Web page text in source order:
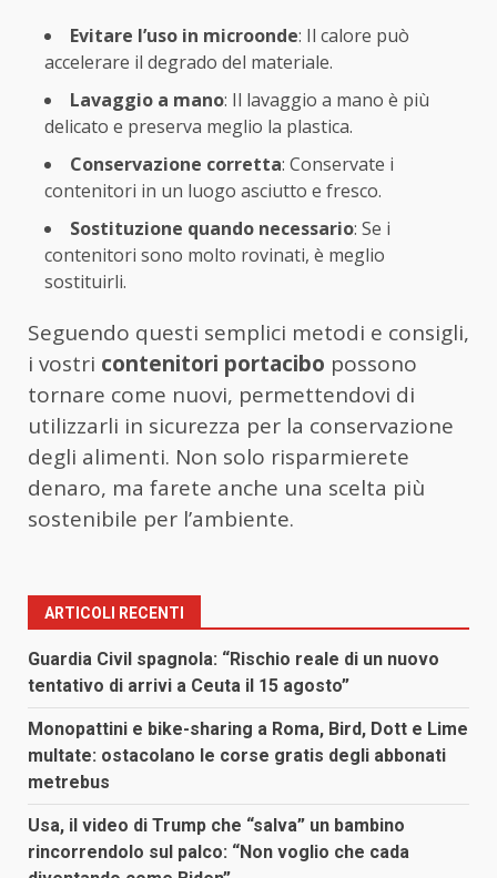
Evitare l’uso in microonde: Il calore può
accelerare il degrado del materiale.
Lavaggio a mano: Il lavaggio a mano è più
delicato e preserva meglio la plastica.
Conservazione corretta: Conservate i
contenitori in un luogo asciutto e fresco.
Sostituzione quando necessario: Se i
contenitori sono molto rovinati, è meglio
sostituirli.
Seguendo questi semplici metodi e consigli,
i vostri contenitori portacibo possono
tornare come nuovi, permettendovi di
utilizzarli in sicurezza per la conservazione
degli alimenti. Non solo risparmierete
denaro, ma farete anche una scelta più
sostenibile per l’ambiente.
ARTICOLI RECENTI
Guardia Civil spagnola: “Rischio reale di un nuovo
tentativo di arrivi a Ceuta il 15 agosto”
Monopattini e bike-sharing a Roma, Bird, Dott e Lime
multate: ostacolano le corse gratis degli abbonati
metrebus
Usa, il video di Trump che “salva” un bambino
rincorrendolo sul palco: “Non voglio che cada